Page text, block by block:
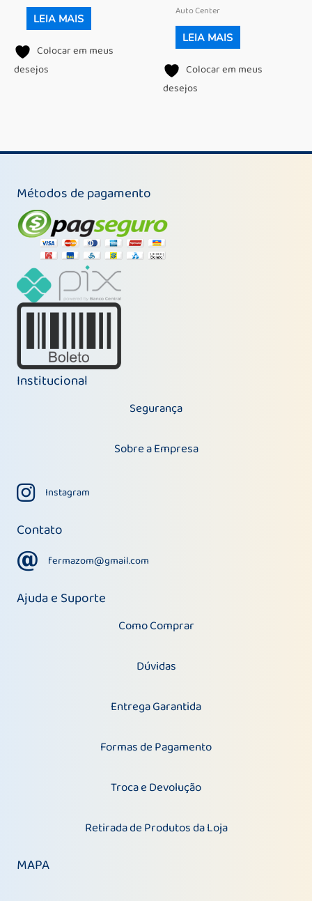
LEIA MAIS
Colocar em meus
desejos
Auto Center
LEIA MAIS
Colocar em meus
desejos
Métodos de pagamento
Institucional
Segurança
Sobre a Empresa
InstagramInstagram
Contato
fermazom@gmail.com
fermazom@gmail.com
Ajuda e Suporte
Como Comprar
Dúvidas
Entrega Garantida
Formas de Pagamento
Troca e Devolução
Retirada de Produtos da Loja
MAPA